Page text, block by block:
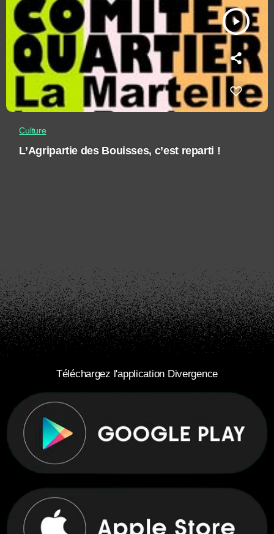
play_arrow
Culture
L’Agripartie des Bouisses, c’est reparti !
Téléchargez l'application Divergence